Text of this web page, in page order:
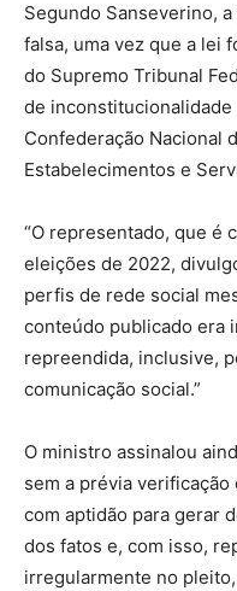
Segundo Sanseverino,
falsa, uma vez que a lei
do Supremo Tribunal
de inconstitucionalidade
Confederação Nacional
Estabelecimentos e
“O representado, que é
eleições de 2022,
perfis de rede social
conteúdo publicado era
repreendida, inclusive,
comunicação social.”
O ministro assinalou
sem a prévia
com aptidão para gerar
dos fatos e, com isso,
irregularmente no